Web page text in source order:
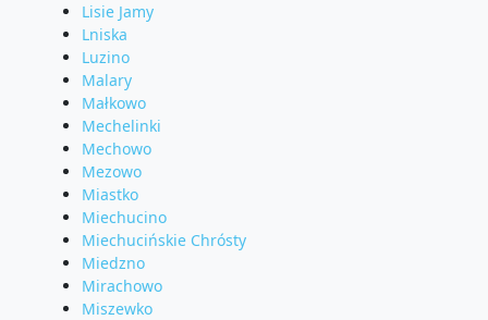
Lisie Jamy
Lniska
Luzino
Malary
Małkowo
Mechelinki
Mechowo
Mezowo
Miastko
Miechucino
Miechucińskie Chrósty
Miedzno
Mirachowo
Miszewko